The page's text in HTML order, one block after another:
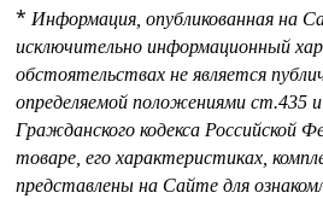
* Информация, опубликованная на
исключительно информационный
обстоятельствах не является
определяемой положениями ст.435 и
Гражданского кодекса Российской
товаре, его характеристиках,
представлены на Сайте для